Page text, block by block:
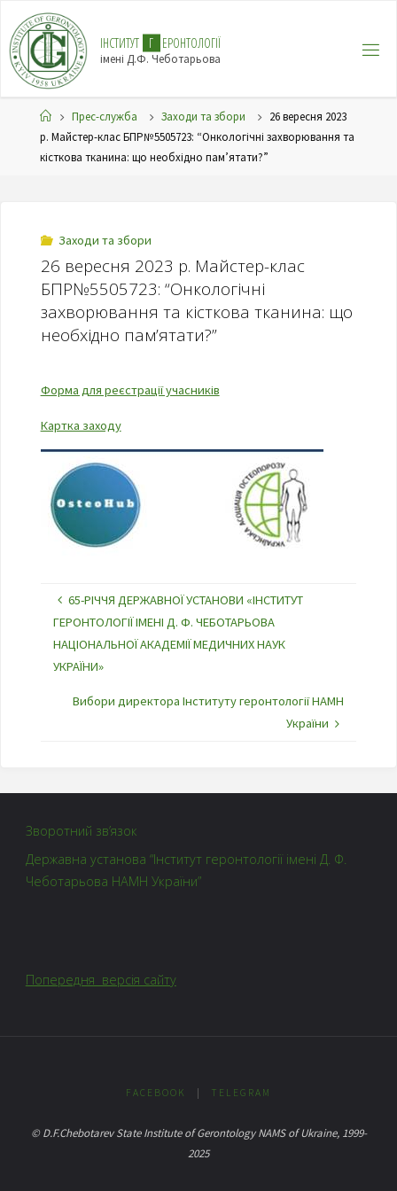
ІНСТИТУТ Г ЕРОНТОЛОГІЇ
імені Д.Ф. Чеботарьова
Прес-служба Заходи та збори
26 вересня 2023
р. Майстер-клас БПР№5505723: “Онкологічні захворювання та
кісткова тканина: що необхідно пам’ятати?”
Заходи та збори
26 вересня 2023 р. Майстер-клас
БПР№5505723: “Онкологічні
захворювання та кісткова тканина: що
необхідно пам’ятати?”
Форма для реєстрації учасників
Картка заходу
65-РІЧЧЯ ДЕРЖАВНОЇ УСТАНОВИ «ІНСТИТУТ
ГЕРОНТОЛОГІЇ ІМЕНІ Д. Ф. ЧЕБОТАРЬОВА
НАЦІОНАЛЬНОЇ АКАДЕМІЇ МЕДИЧНИХ НАУК
УКРАЇНИ»
Вибори директора Інституту геронтології НАМН
України
Зворотний зв’язок
Державна установа “Інститут геронтології імені Д. Ф.
Чеботарьова НАМН України”
Попередня версія сайту
FACEBOOK TELEGRAM
© D.F.Chebotarev State Institute of Gerontology NAMS of Ukraine, 1999-
2025